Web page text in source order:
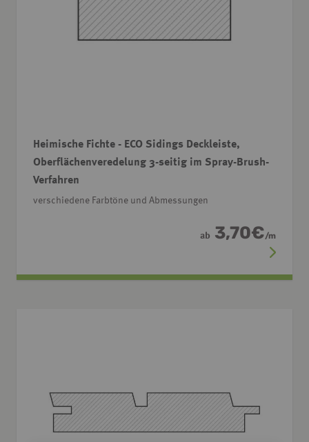
Heimische Fichte - ECO Sidings Deckleiste,
Oberflächenveredelung 3-seitig im Spray-Brush-
Verfahren
verschiedene Farbtöne und Abmessungen
ab 3,70€/m